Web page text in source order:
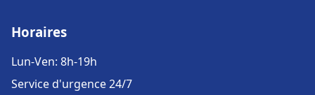
Horaires
Lun-Ven: 8h-19h
Service d'urgence 24/7